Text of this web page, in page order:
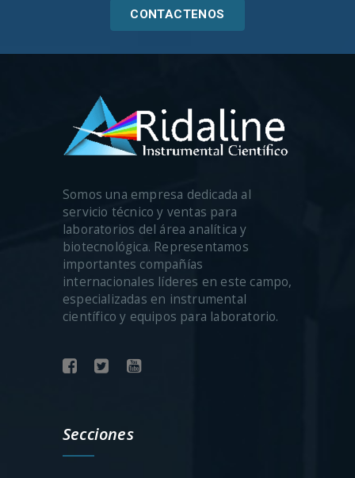
CONTACTENOS
Somos una empresa dedicada al
servicio técnico y ventas para
laboratorios del área analítica y
biotecnológica. Representamos
importantes compañías
internacionales líderes en este campo,
especializadas en instrumental
científico y equipos para laboratorio.
Secciones